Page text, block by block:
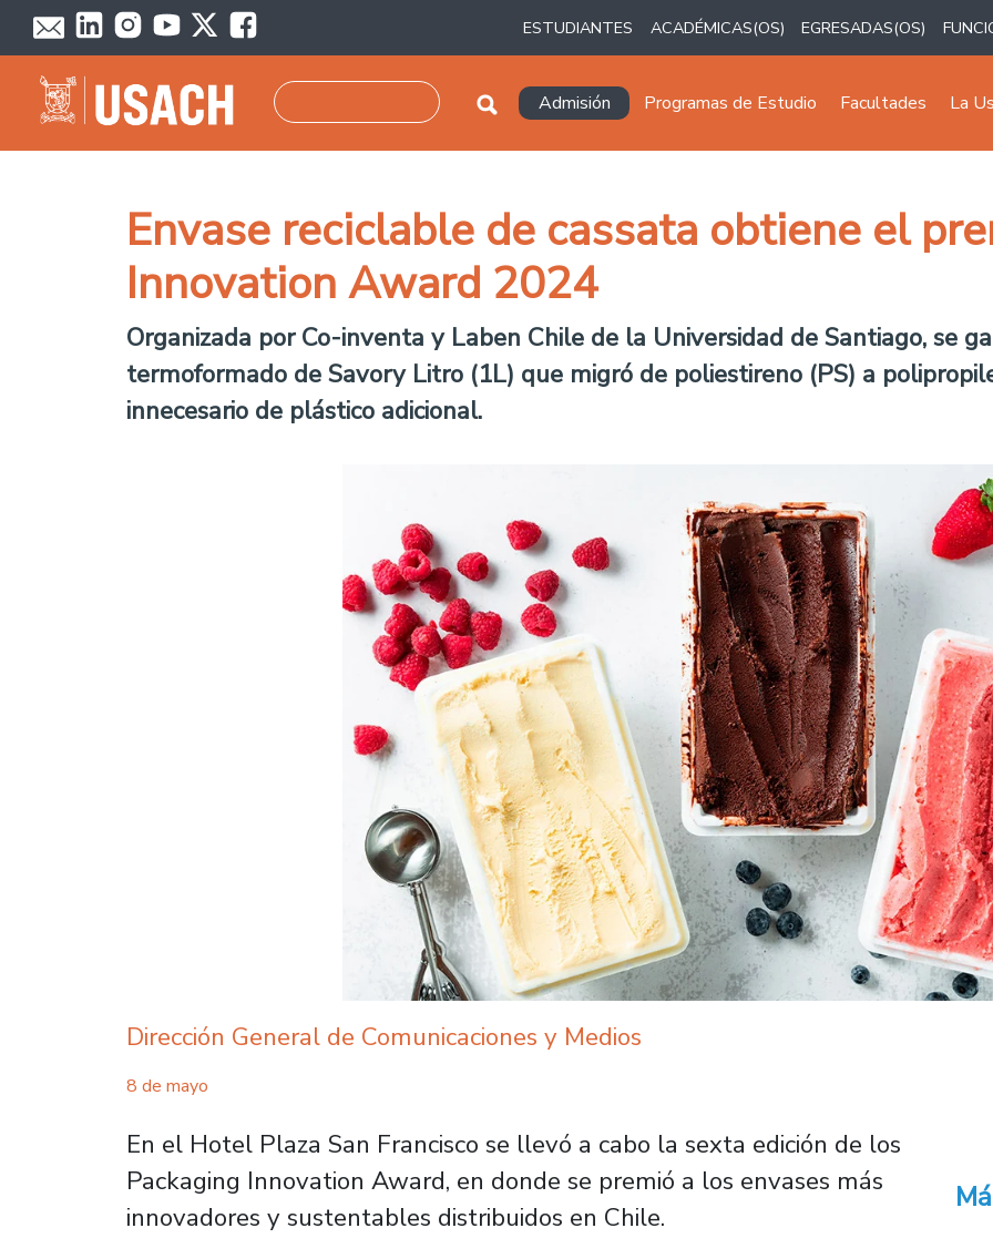
Pasar al contenido principal
ESTUDIANTES ACADÉMICAS(OS) EGRESADAS(OS)
Navegación principal
Admisión Programas de Estudio Facultades La
Envase reciclable de cassata obtiene el
Innovation Award 2024
Organizada por Co-inventa y Laben Chile de la Universidad de Santiago, se
termoformado de Savory Litro (1L) que migró de poliestireno (PS) a
innecesario de plástico adicional.
Dirección General de Comunicaciones y Medios
8 de mayo
En el Hotel Plaza San Francisco se llevó a cabo la sexta edición de los
Packaging Innovation Award, en donde se premió a los envases más
innovadores y sustentables distribuidos en Chile.